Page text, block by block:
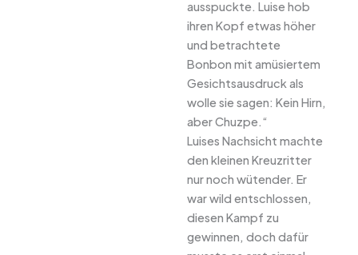
ausspuckte. Luise hob
ihren Kopf etwas höher
und betrachtete
Bonbon mit amüsiertem
Gesichtsausdruck als
wolle sie sagen: Kein Hirn,
aber Chuzpe.“
Luises Nachsicht machte
den kleinen Kreuzritter
nur noch wütender. Er
war wild entschlossen,
diesen Kampf zu
gewinnen, doch dafür